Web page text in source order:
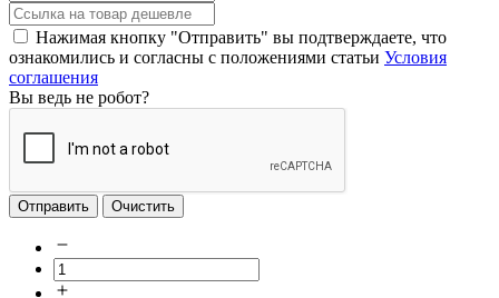
Нажимая кнопку "Отправить" вы подтверждаете, что
ознакомились и согласны с положениями статьи Условия
соглашения
Вы ведь не робот?
Отправить Очистить